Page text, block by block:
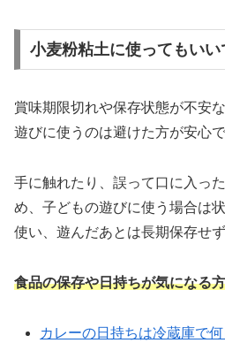
小麦粉粘土に使ってもいい
賞味期限切れや保存状態が不安
遊びに使うのは避けた方が安心で
手に触れたり、誤って口に入っ
め、子どもの遊びに使う場合は
使い、遊んだあとは長期保存せ
食品の保存や日持ちが気になる
カレーの日持ちは冷蔵庫で